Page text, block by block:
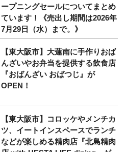
ープニングセールについてまとめ
ています！《売出し期間は2026年
7月29日（水）まで。》
【東大阪市】大蓮南に手作りおば
んざいやお弁当を提供する飲食店
『おばんざい おばつじ』が
OPEN！
【東大阪市】コロッケやメンチカ
ツ、イートインスペースでランチ
などが楽しめる精肉店『北島精肉